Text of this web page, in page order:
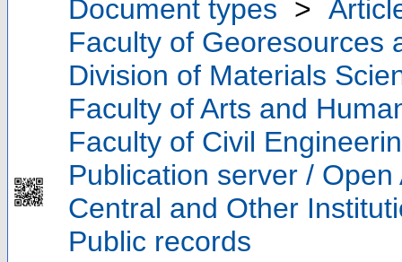
Document types >
Faculty of Georesources
Division of Materials
Faculty of Arts and
Faculty of Civil
Publication server / Open
Central and Other
Public records